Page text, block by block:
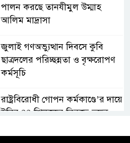
পালন করছে তানযীমুল উম্মাহ
আলিম মাদ্রাসা
জুলাই গণঅভ্যুত্থান দিবসে কুবি
ছাত্রদলের পরিচ্ছন্নতা ও বৃক্ষরোপণ
কর্মসূচি
রাষ্ট্রবিরোধী গোপন কর্মকাণ্ডে’র দায়ে
ইবির ৪৪ শিক্ষকের বিরুদ্ধে তদন্ত